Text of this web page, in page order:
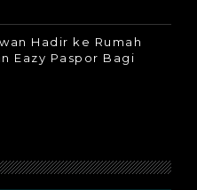
Hadir ke Rumah
Eazy Paspor Bagi